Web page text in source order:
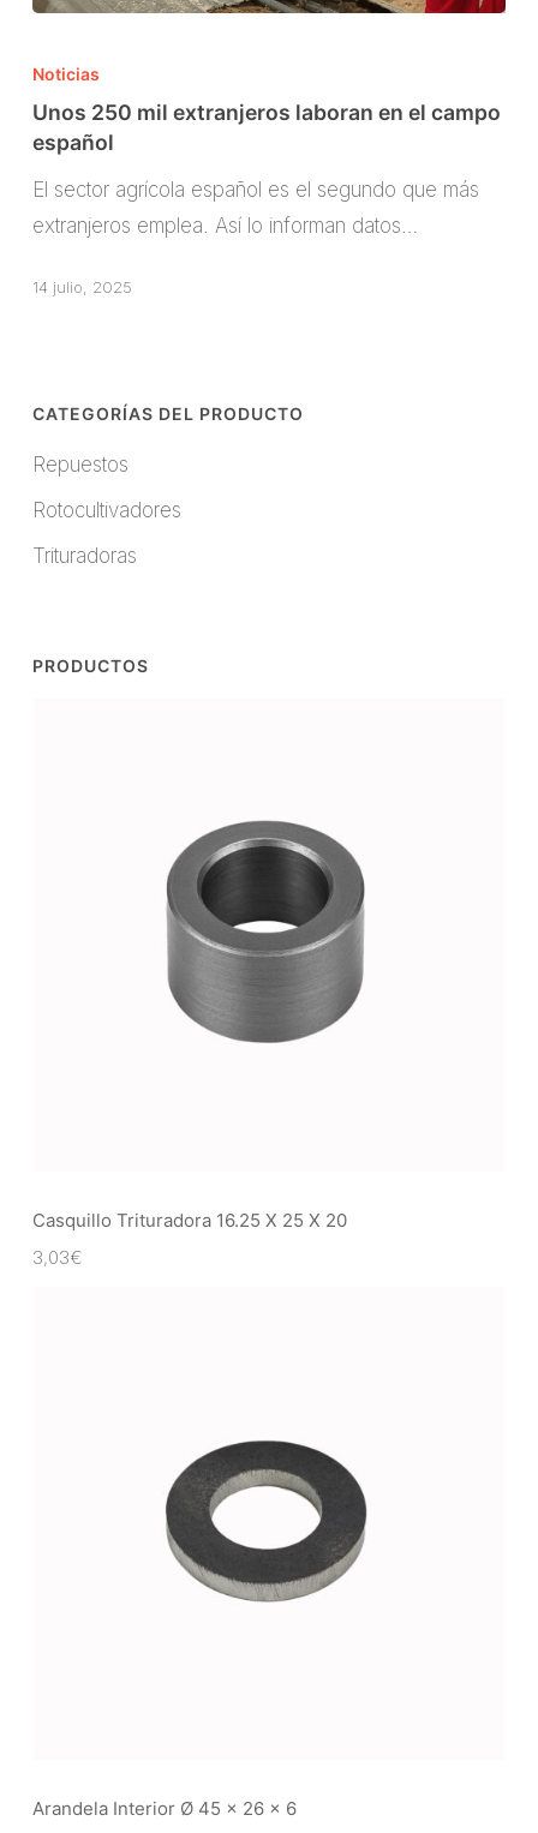
250
mil
extranjeros
campo
Noticias
Unos 250 mil extranjeros laboran en el campo
español
El sector agrícola español es el segundo que más
extranjeros emplea. Así lo informan datos…
14 julio, 2025
CATEGORÍAS DEL PRODUCTO
Repuestos
Rotocultivadores
Trituradoras
PRODUCTOS
Casquillo Trituradora 16.25 X 25 X 20
3,03€
Arandela Interior Ø 45 x 26 x 6